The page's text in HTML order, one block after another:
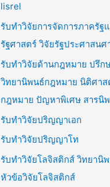
lisrel
รับทำวิจัยการจัดการภาครัฐ
รัฐศาสตร์ วิจัยรัฐประศาสนศ
รับทำวิจัยด้านกฎหมาย ปรึก
วิทยานิพนธ์กฎหมาย นิติศาส
กฎหมาย ปัญหาพิเศษ สารนิ
รับทำวิจัยปริญญาเอก
รับทำวิจัยปริญญาโท
รับทำวิจัยโลจิสติกส์ วิทยานิ
หัวข้อวิจัยโลจิสติกส์